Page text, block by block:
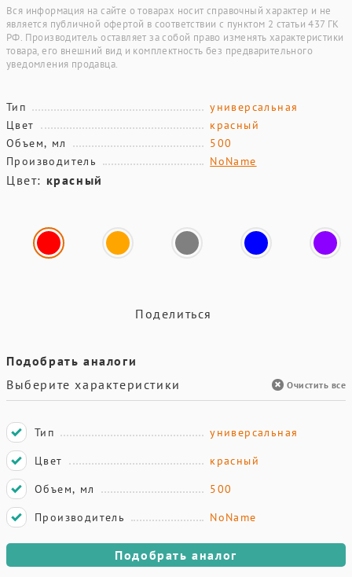
Вся информация на сайте о товарах носит справочный характер и не
является публичной офертой в соответствии с пунктом 2 статьи 437 ГК
РФ. Производитель оставляет за собой право изменять характеристики
товара, его внешний вид и комплектность без предварительного
уведомления продавца.
Тип
универсальная
Цвет
красный
Объем, мл
500
Производитель
NoName
Цвет: красный
Поделиться
Подобрать аналоги
Выберите характеристики
Очистить все
Тип
универсальная
Цвет
красный
Объем, мл
500
Производитель
NoName
Подобрать аналог